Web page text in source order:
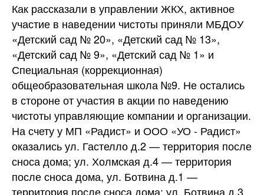
Как рассказали в управлении ЖКХ, активное
участие в наведении чистоты приняли МБДОУ
«Детский сад № 20», «Детский сад № 13»,
«Детский сад № 9», «Детский сад № 1» и
Специальная (коррекционная)
общеобразовательная школа №9. Не остались
в стороне от участия в акции по наведению
чистоты управляющие компании и организации.
На счету у МП «Радист» и ООО «УО - Радист»
оказались ул. Гастелло д.2 — территория после
сноса дома; ул. Холмская д.4 — территория
после сноса дома, ул. Ботвина д.1 —
территория после сноса дома; ул. Ботвина д.3